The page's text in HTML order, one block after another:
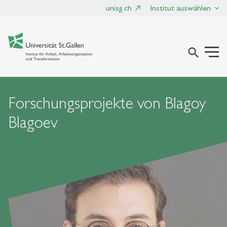
unisg.ch Institut auswählen
search
Forschungsprojekte von Blagoy
Blagoev